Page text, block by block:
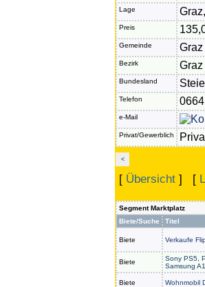
Lage
Preis
Gemeinde Graz
Bezirk
Bundesland
Telefon 0664
e-Mail
Privat/Gewerblich
<
[ Übersicht ] [
Segment Marktplatz
Biete/Suche
Titel
Biete Verkaufe
Biete
Sony PS5,
Samsung
Biete Wohnmobil